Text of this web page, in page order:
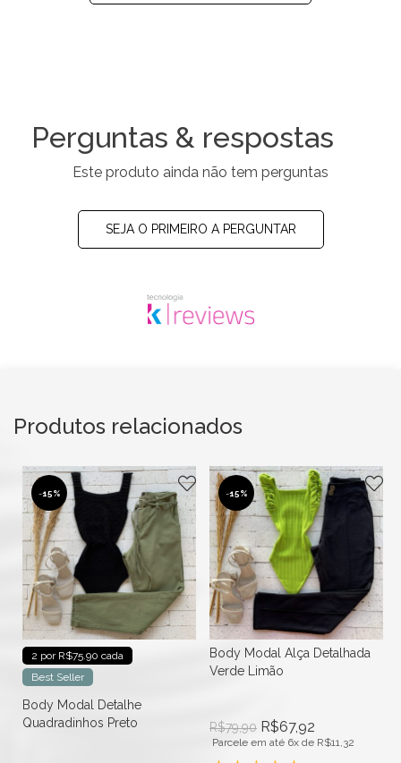
Perguntas & respostas
Este produto ainda não tem perguntas
SEJA O PRIMEIRO A PERGUNTAR
Produtos relacionados
-15%
2 por R$75.90 cada
Best Seller
Body Modal Detalhe
Quadradinhos Preto
-15%
Body Modal Alça Detalhada
Verde Limão
R$79,90 R$67,92
Parcele em até 6x de R$11,32